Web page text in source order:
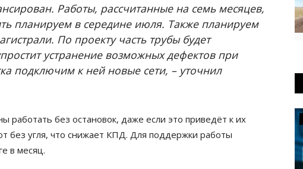
Работы, рассчитанные на семь месяцев,
планируем в середине июля. Также планируем
По проекту часть трубы будет
устранение возможных дефектов при
подключим к ней новые сети, – уточнил
работать без остановок, даже если это приведёт к их
без угля, что снижает КПД. Для поддержки работы
в месяц.
ПАВЛОДАРСКАЯ ОБЛАСТЬ